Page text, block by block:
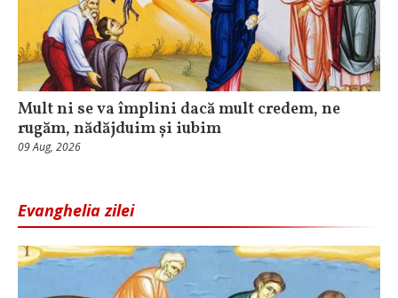
Mult ni se va împlini dacă mult credem, ne
rugăm, nădăjduim și iubim
09 Aug, 2026
Evanghelia zilei